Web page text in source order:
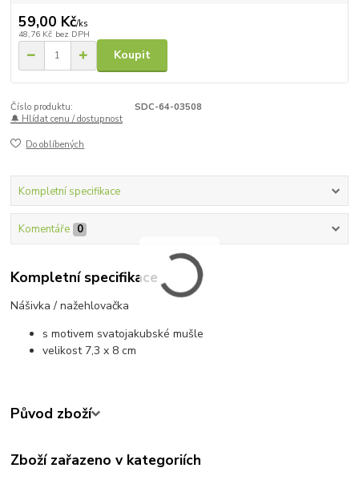
59,00 Kč/ks
48,76 Kč bez DPH
Koupit
Číslo produktu:
SDC-64-03508
🔔 Hlídat cenu / dostupnost
Do oblíbených
Kompletní specifikace
Komentáře 0
Kompletní specifikace
Nášivka / nažehlovačka
s motivem svatojakubské mušle
velikost 7,3 x 8 cm
Původ zboží
Zboží zařazeno v kategoriích